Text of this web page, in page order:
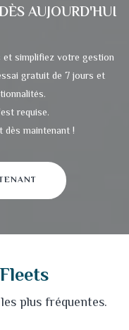
AUJOURD'HUI
et simplifiez votre gestion
gratuit de 7 jours et
requise.
maintenant !
plus fréquentes.